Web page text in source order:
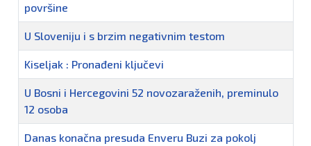
površine
U Sloveniju i s brzim negativnim testom
Kiseljak : Pronađeni ključevi
U Bosni i Hercegovini 52 novozaraženih, preminulo
12 osoba
Danas konačna presuda Enveru Buzi za pokolj